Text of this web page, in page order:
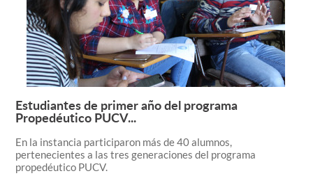
Leer más +
Estudiantes de primer año del programa
Propedéutico PUCV...
En la instancia participaron más de 40 alumnos,
pertenecientes a las tres generaciones del programa
propedéutico PUCV.